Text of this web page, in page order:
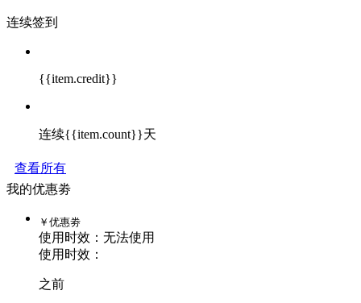
连续签到
{{item.credit}}
连续{{item.count}}天
查看所有
我的优惠劵
￥ 优惠劵
使用时效： 无法使用
使用时效：
之前